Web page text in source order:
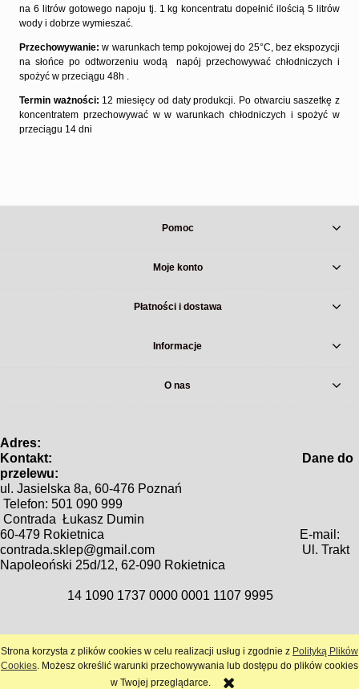
Strona korzysta z plików cookies w celu realizacji usług i zgodnie z Polityką Plików
Cookies. Możesz określić warunki przechowywania lub dostępu do plików cookies
w Twojej przeglądarce.
na 6 litrów gotowego napoju tj. 1 kg koncentratu dopełnić ilością 5 litrów
wody i dobrze wymieszać.
Przechowywanie: w warunkach temp pokojowej do 25°C, bez ekspozycji
na słońce po odtworzeniu wodą napój przechowywać chłodniczych i
spożyć w przeciągu 48h .
Termin ważności: 12 miesięcy od daty produkcji. Po otwarciu saszetkę z
koncentratem przechowywać w w warunkach chłodniczych i spożyć w
przeciągu 14 dni
Pomoc
Moje konto
Płatności i dostawa
Informacje
O nas
Adres:
Kontakt: Dane do
prze lewu:
ul. Jasielska 8a, 60-476 Poznań
Telefon: 501 090 999
Contrada Łukasz Dumin
60-479 Rokietnica
E-mail:
contrada.sklep@gmail.com
Ul. Trakt
Napoleoński 25d/12, 62-090 Rokietnica
14 1090 1737 0000 0001 1107 9995
pokaż pełną wersję strony